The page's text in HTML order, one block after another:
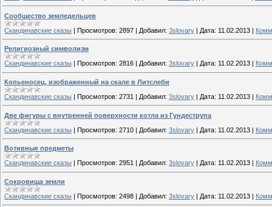
Сообщество земледельцев
Скандинавские сказы | Просмотров: 2897 | Добавил: 3slovary | Дата: 11.02.2013 |
Религиозный символизм
Скандинавские сказы
Просмотров: 2816 Добавил: 3slovary Дата: 11.02.2013
Копьеносец, изображенный на скале в Литслеби
Скандинавские сказы | Просмотров: 2731 | Добавил: 3slovary | Дата: 11.02.2013 |
Две фигуры с внутренней поверхности котла из Гундеструпа
Скандинавские сказы | Просмотров: 2710 | Добавил: 3slovary | Дата: 11.02.2013 |
Вотивные предметы
Скандинавские сказы | Просмотров: 2951 | Добавил: 3slovary | Дата: 11.02.2013 |
Сокровища земли
Скандинавские сказы | Просмотров: 2498 | Добавил: 3slovary | Дата: 11.02.2013 |